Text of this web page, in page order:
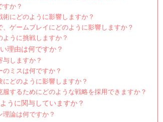
すか？
にどのように影響しますか？
ゲームプレイにどのように影響しますか？
うに挑戦しますか？
理由は何ですか？
しますか？
ミスは何ですか？
どのように影響しますか？
するためにどのような戦略を採用できますか？
うに関与していますか？
論は何ですか？